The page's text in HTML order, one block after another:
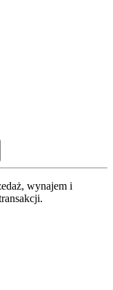
wynajem i